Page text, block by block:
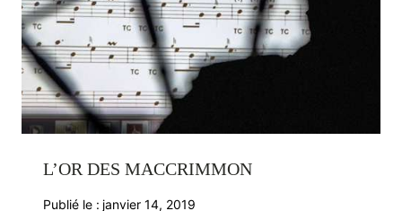
L’OR DES MACCRIMMON
Publié le : janvier 14, 2019